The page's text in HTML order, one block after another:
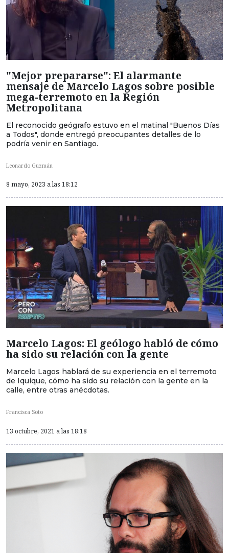
"Mejor prepararse": El alarmante
mensaje de Marcelo Lagos sobre posible
mega-terremoto en la Región
Metropolitana
El reconocido geógrafo estuvo en el matinal "Buenos Días
a Todos", donde entregó preocupantes detalles de lo
podría venir en Santiago.
Leonardo Guzmán
8 mayo, 2023 a las 18:12
Marcelo Lagos: El geólogo habló de cómo
ha sido su relación con la gente
Marcelo Lagos hablará de su experiencia en el terremoto
de Iquique, cómo ha sido su relación con la gente en la
calle, entre otras anécdotas.
Francisca Soto
13 octubre, 2021 a las 18:18